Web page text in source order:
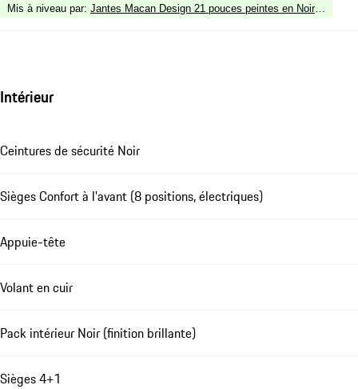
Mis à niveau par: Jantes Macan Design 21 pouces peintes en Noir (finition
Intérieur
Ceintures de sécurité Noir
Sièges Confort à l'avant (8 positions, électriques)
Appuie-tête
Volant en cuir
Pack intérieur Noir (finition brillante)
Sièges 4+1